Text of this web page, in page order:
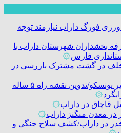
فورگ داراب نیازمند توجه
بخشداران شهرستان داراب با
فارس۞
در گشت مشترک بازرسی در
🔴دارابگرد فارس در مسیر یونسکو/تدوین نقشه راه ۵ ساله
۞
۞
در معدن منگنز داراب۞
در داراب/کشف سلاح جنگی و